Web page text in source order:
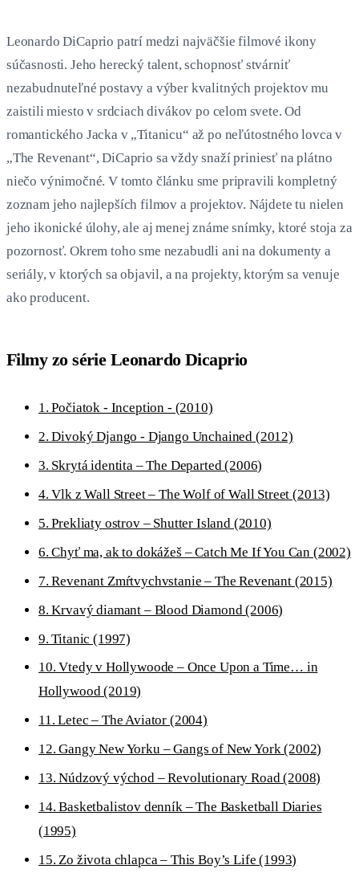
Leonardo DiCaprio patrí medzi najväčšie filmové ikony
súčasnosti. Jeho herecký talent, schopnosť stvárniť
nezabudnuteľné postavy a výber kvalitných projektov mu
zaistili miesto v srdciach divákov po celom svete. Od
romantického Jacka v „Titanicu“ až po neľútostného lovca v
„The Revenant“, DiCaprio sa vždy snaží priniesť na plátno
niečo výnimočné. V tomto článku sme pripravili kompletný
zoznam jeho najlepších filmov a projektov. Nájdete tu nielen
jeho ikonické úlohy, ale aj menej známe snímky, ktoré stoja za
pozornosť. Okrem toho sme nezabudli ani na dokumenty a
seriály, v ktorých sa objavil, a na projekty, ktorým sa venuje
ako producent.
Filmy zo série Leonardo Dicaprio
1. Počiatok - Inception - (2010)
2. Divoký Django - Django Unchained (2012)
3. Skrytá identita – The Departed (2006)
4. Vlk z Wall Street – The Wolf of Wall Street (2013)
5. Prekliaty ostrov – Shutter Island (2010)
6. Chyť ma, ak to dokážeš – Catch Me If You Can (2002)
7. Revenant Zmŕtvychvstanie – The Revenant (2015)
8. Krvavý diamant – Blood Diamond (2006)
9. Titanic (1997)
10. Vtedy v Hollywoode – Once Upon a Time… in
Hollywood (2019)
11. Letec – The Aviator (2004)
12. Gangy New Yorku – Gangs of New York (2002)
13. Núdzový východ – Revolutionary Road (2008)
14. Basketbalistov denník – The Basketball Diaries
(1995)
15. Zo života chlapca – This Boy’s Life (1993)